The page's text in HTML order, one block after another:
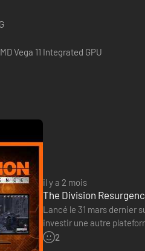
Vega 11 Integrated GPU
il y a 2 mois
The Division
Lancé le 31 mars dernier
investir une autre
été mise en ligne sur la
2